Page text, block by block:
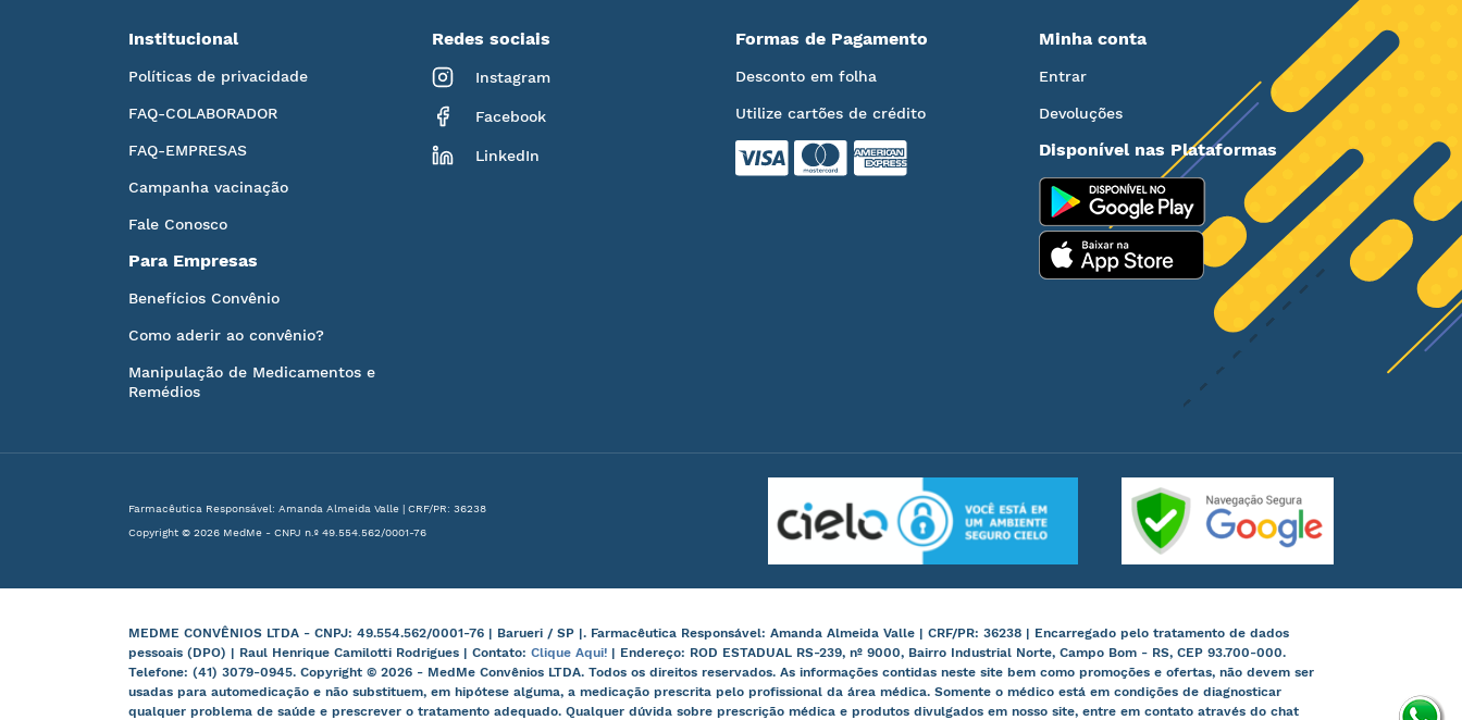
Institucional
Políticas de privacidade
FAQ-COLABORADOR
FAQ-EMPRESAS
Campanha vacinação
Fale Conosco
Para Empresas
Benefícios Convênio
Como aderir ao convênio?
Manipulação de Medicamentos e
Remédios
Redes sociais
Instagram
Facebook
LinkedIn
Formas de Pagamento
Desconto em folha
Utilize cartões de crédito
Minha conta
Entrar
Devoluções
Disponível nas Plataformas
Farmacêutica Responsável: Amanda Almeida Valle | CRF/PR: 36238
Copyright © 2026 MedMe - CNPJ n.º 49.554.562/0001-76
MEDME CONVÊNIOS LTDA - CNPJ: 49.554.562/0001-76 | Barueri / SP |. Farmacêutica Responsável: Amanda Almeida Valle | CRF/PR: 36238 | Encarregado pelo tratamento de dados
pessoais (DPO) | Raul Henrique Camilotti Rodrigues | Contato: Clique Aqui! | Endereço: ROD ESTADUAL RS-239, nº 9000, Bairro Industrial Norte, Campo Bom - RS, CEP 93.700-000.
Telefone: (41) 3079-0945. Copyright © 2026 - MedMe Convênios LTDA. Todos os direitos reservados. As informações contidas neste site bem como promoções e ofertas, não devem ser
usadas para automedicação e não substituem, em hipótese alguma, a medicação prescrita pelo profissional da área médica. Somente o médico está em condições de diagnosticar
qualquer problema de saúde e prescrever o tratamento adequado. Qualquer dúvida sobre prescrição médica e produtos divulgados em nosso site, entre em contato através do chat